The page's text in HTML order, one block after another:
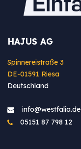
HAJUS AG
Spinnereistraße 3
DE-01591 Riesa
Deutschland
info@westfa​lia.de
05151 87 798 12